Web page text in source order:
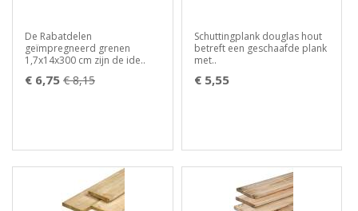
De Rabatdelen
geïmpregneerd grenen
1,7x14x300 cm zijn de ide..
€ 6,75 € 8,15
Schuttingplank douglas hout
betreft een geschaafde plank
met..
€ 5,55